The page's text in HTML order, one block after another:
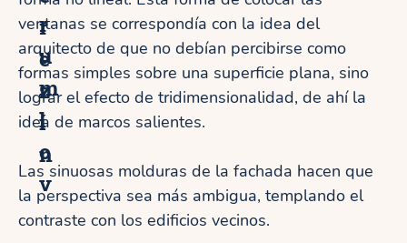
r
e
z
í
n
r
u
m
l
o
v
ventanas se correspondía con la idea del
arquitecto de que no debían percibirse como
formas simples sobre una superficie plana, sino
lograr el efecto de tridimensionalidad, de ahí la
idea de marcos salientes.
Las sinuosas molduras de la fachada hacen que
la perspectiva sea más ambigua, templando el
contraste con los edificios vecinos.